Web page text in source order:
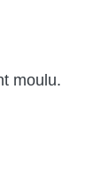
moulu.